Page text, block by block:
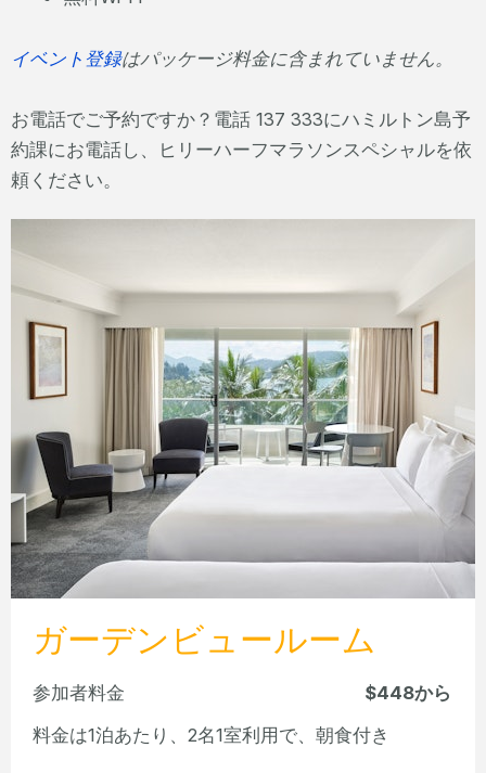
イベント登録はパッケージ料金に含まれていません。
お電話でご予約ですか？電話 137 333にハミルトン島予
約課にお電話し、ヒリーハーフマラソンスペシャルを依
頼ください。
ガーデンビュールーム
参加者料金
$448から
料金は1泊あたり、2名1室利用で、朝食付き